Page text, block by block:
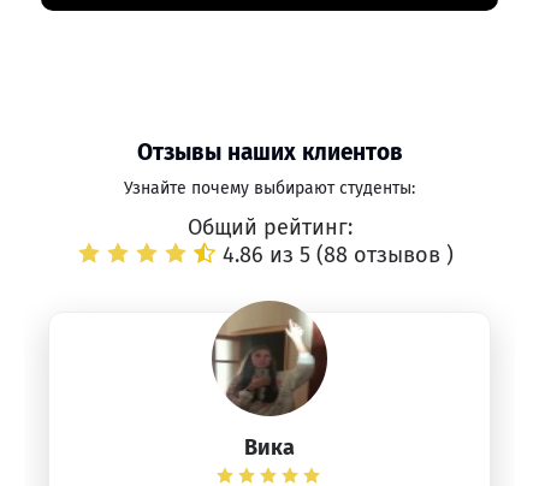
Отзывы наших клиентов
Узнайте почему выбирают студенты:
Общий рейтинг:
4.86 из 5 (88 отзывов )
Вика